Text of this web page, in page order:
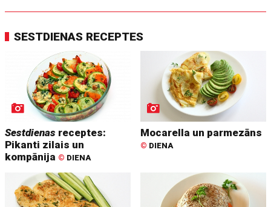
SESTDIENAS RECEPTES
Sestdienas receptes:
Pikanti zilais un
kompānija © DIENA
Mocarella un parmezāns
© DIENA